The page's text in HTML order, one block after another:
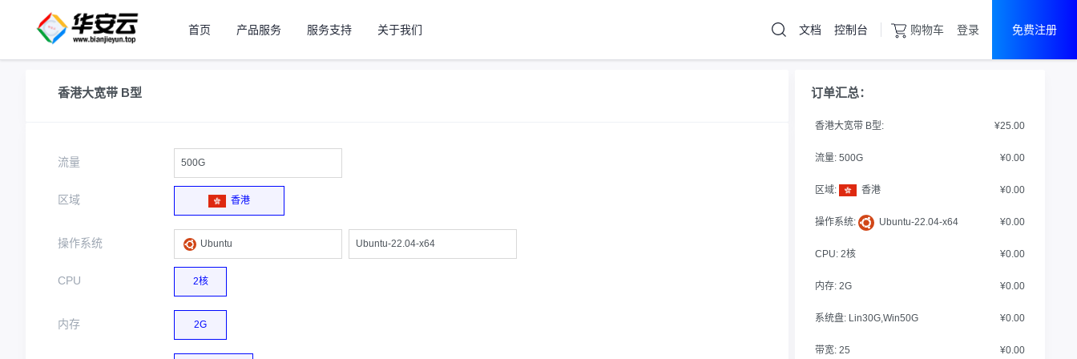
首页 产品服务 服务支持 关于我们
控制台
高防服务器
文档 控制台 购物车 登录 免费注册
香港大宽带 B型
流量 500G
区域 香港
操作系统 Ubuntu Ubuntu-22.04-x64
CPU 2核
内存 2G
订单汇总：
香港大宽带 B型: ¥25.00
流量: 500G ¥0.00
区域: 香港 ¥0.00
操作系统: Ubuntu-22.04-x64 ¥0.00
CPU: 2核 ¥0.00
内存: 2G ¥0.00
系统盘: Lin30G,Win50G ¥0.00
带宽: 25 ¥0.00